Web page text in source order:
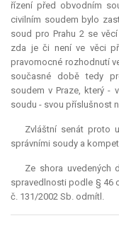
řízení před obvodním
civilním soudem bylo
soud pro Prahu 2 se
zda je či není ve věci
pravomocné rozhodnutí
současné době tedy
soudem v Praze, který -
soudu - svou příslušnost
Zvláštní senát proto
správními soudy a
Ze shora uvedených
spravedlnosti podle § 46
č. 131/2002 Sb. odmítl.